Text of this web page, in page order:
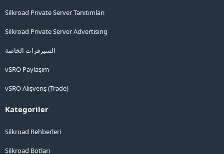
Silkroad Private Server Tanıtımları
Silkroad Private Server Advertising
السيرفرات الخاصة
vSRO Paylaşım
vSRO Alışveriş (Trade)
Kategoriler
Silkroad Rehberleri
Silkroad Botları